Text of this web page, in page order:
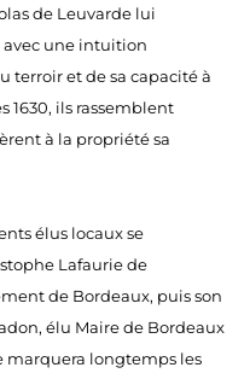
de Leuvarde lui
avec une intuition
terroir et de sa capacité à
1630, ils rassemblent
à la propriété sa
élus locaux se
Lafaurie de
de Bordeaux, puis son
élu Maire de Bordeaux
marquera longtemps les